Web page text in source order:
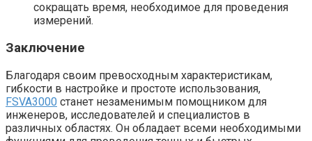
сокращать время, необходимое для проведения
измерений.
Заключение
Благодаря своим превосходным характеристикам,
гибкости в настройке и простоте использования,
FSVA3000 станет незаменимым помощником для
инженеров, исследователей и специалистов в
различных областях. Он обладает всеми необходимыми